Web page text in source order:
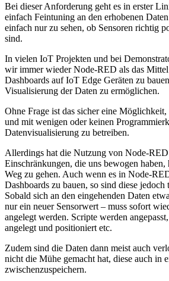
Bei dieser Anforderung geht es in erster
einfach Feintuning an den erhobenen
einfach nur zu sehen, ob Sensoren richtig
sind.
In vielen IoT Projekten und bei
wir immer wieder Node-RED als das
Dashboards auf IoT Edge Geräten zu
Visualisierung der Daten zu ermöglichen.
Ohne Frage ist das sicher eine
und mit wenigen oder keinen
Datenvisualisierung zu betreiben.
Allerdings hat die Nutzung von Node-
Einschränkungen, die uns bewogen haben,
Weg zu gehen. Auch wenn es in Node-
Dashboards zu bauen, so sind diese jedoch
Sobald sich an den eingehenden Daten
nur ein neuer Sensorwert – muss sofort
angelegt werden. Scripte werden
angelegt und positioniert etc.
Zudem sind die Daten dann meist auch
nicht die Mühe gemacht hat, diese auch in
zwischenzuspeichern.